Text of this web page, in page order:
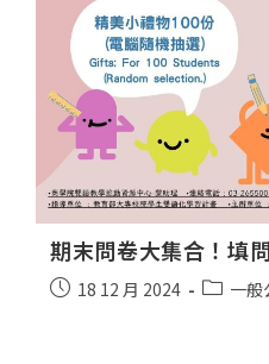
期末問卷大集合！填
18 12 月 2024 一般